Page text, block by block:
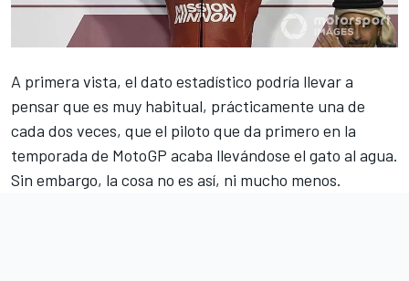
A primera vista, el dato estadístico podría llevar a
pensar que es muy habitual, prácticamente una de
cada dos veces, que el piloto que da primero en la
temporada de MotoGP acaba llevándose el gato al agua.
Sin embargo, la cosa no es así, ni mucho menos.